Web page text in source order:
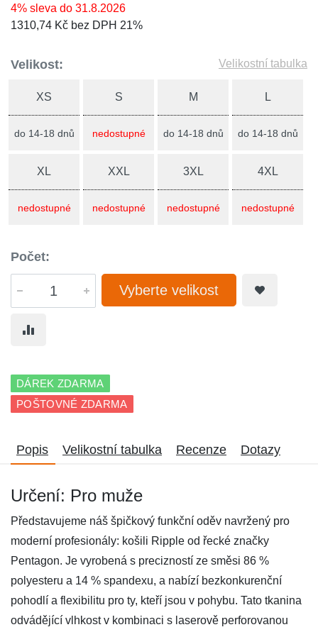
4% sleva do 31.8.2026
1310,74 Kč bez DPH 21%
Velikost: Velikostní tabulka
XS
do 14-18 dnů
S
nedostupné
M
do 14-18 dnů
L
do 14-18 dnů
XL
nedostupné
XXL
nedostupné
3XL
nedostupné
4XL
nedostupné
Počet:
Vyberte velikost
DÁREK ZDARMA
POŠTOVNÉ ZDARMA
Popis Velikostní tabulka Recenze Dotazy
Určení: Pro muže
Představujeme náš špičkový funkční oděv navržený pro
moderní profesionály: košili Ripple od řecké značky
Pentagon. Je vyrobená s precizností ze směsi 86 %
polyesteru a 14 % spandexu, a nabízí bezkonkurenční
pohodlí a flexibilitu pro ty, kteří jsou v pohybu. Tato tkanina
odvádějící vlhkost v kombinaci s laserově perforovanou